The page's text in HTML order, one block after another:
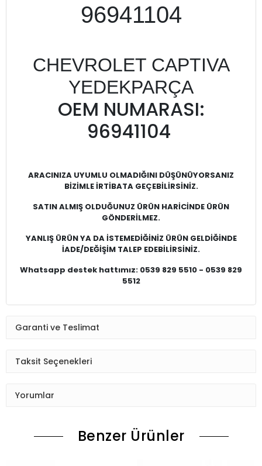
96941104
CHEVROLET CAPTIVA
YEDEKPARÇA
OEM NUMARASI:
96941104
ARACINIZA UYUMLU OLMADIĞINI DÜŞÜNÜYORSANIZ
BİZİMLE İRTİBATA GEÇEBİLİRSİNİZ.
SATIN ALMIŞ OLDUĞUNUZ ÜRÜN HARİCİNDE ÜRÜN
GÖNDERİLMEZ.
YANLIŞ ÜRÜN YA DA İSTEMEDİĞİNİZ ÜRÜN GELDİĞİNDE
İADE/DEĞİŞİM TALEP EDEBİLİRSİNİZ.
Whatsapp destek hattımız: 0539 829 5510 - 0539 829
5512
Garanti ve Teslimat
Taksit Seçenekleri
Yorumlar
Benzer Ürünler